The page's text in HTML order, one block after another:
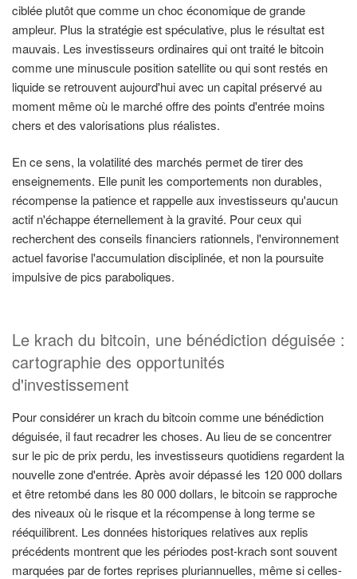
ciblée plutôt que comme un choc économique de grande
ampleur. Plus la stratégie est spéculative, plus le résultat est
mauvais. Les investisseurs ordinaires qui ont traité le bitcoin
comme une minuscule position satellite ou qui sont restés en
liquide se retrouvent aujourd'hui avec un capital préservé au
moment même où le marché offre des points d'entrée moins
chers et des valorisations plus réalistes.
En ce sens, la volatilité des marchés permet de tirer des
enseignements. Elle punit les comportements non durables,
récompense la patience et rappelle aux investisseurs qu'aucun
actif n'échappe éternellement à la gravité. Pour ceux qui
recherchent des conseils financiers rationnels, l'environnement
actuel favorise l'accumulation disciplinée, et non la poursuite
impulsive de pics paraboliques.
Le krach du bitcoin, une bénédiction déguisée :
cartographie des opportunités
d'investissement
Pour considérer un krach du bitcoin comme une bénédiction
déguisée, il faut recadrer les choses. Au lieu de se concentrer
sur le pic de prix perdu, les investisseurs quotidiens regardent la
nouvelle zone d'entrée. Après avoir dépassé les 120 000 dollars
et être retombé dans les 80 000 dollars, le bitcoin se rapproche
des niveaux où le risque et la récompense à long terme se
rééquilibrent. Les données historiques relatives aux replis
précédents montrent que les périodes post-krach sont souvent
marquées par de fortes reprises pluriannuelles, même si celles-